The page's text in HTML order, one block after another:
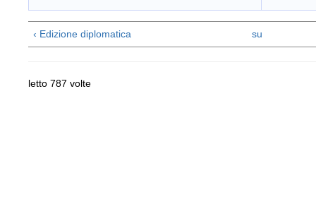
‹ Edizione diplomatica su
letto 787 volte